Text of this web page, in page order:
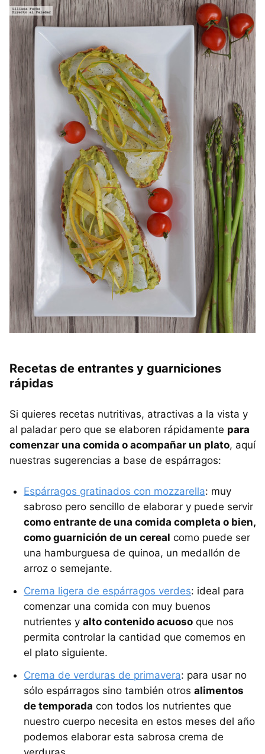
Recetas de entrantes y guarniciones
rápidas
Si quieres recetas nutritivas, atractivas a la vista y
al paladar pero que se elaboren rápidamente para
comenzar una comida o acompañar un plato, aquí
nuestras sugerencias a base de espárragos:
Espárragos gratinados con mozzarella: muy
sabroso pero sencillo de elaborar y puede servir
como entrante de una comida completa o bien,
como guarnición de un cereal como puede ser
una hamburguesa de quinoa, un medallón de
arroz o semejante.
Crema ligera de espárragos verdes: ideal para
comenzar una comida con muy buenos
nutrientes y alto contenido acuoso que nos
permita controlar la cantidad que comemos en
el plato siguiente.
Crema de verduras de primavera: para usar no
sólo espárragos sino también otros alimentos
de temporada con todos los nutrientes que
nuestro cuerpo necesita en estos meses del año
podemos elaborar esta sabrosa crema de